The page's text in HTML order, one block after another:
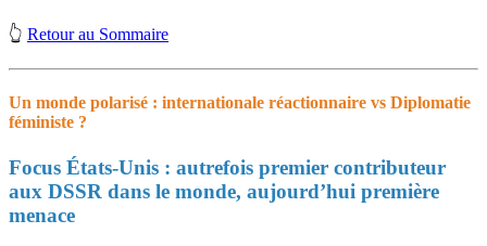
👆 Retour au Sommaire
Un monde polarisé : internationale réactionnaire vs Diplomatie
féministe ?
Focus États-Unis : autrefois premier contributeur
aux DSSR dans le monde, aujourd’hui première
menace